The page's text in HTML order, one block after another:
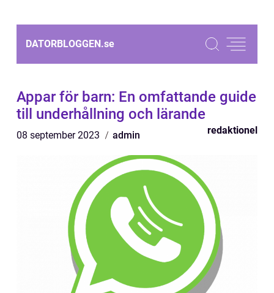
DATORBLOGGEN.se
Appar för barn: En omfattande guide
till underhållning och lärande
08 september 2023 admin redaktionel